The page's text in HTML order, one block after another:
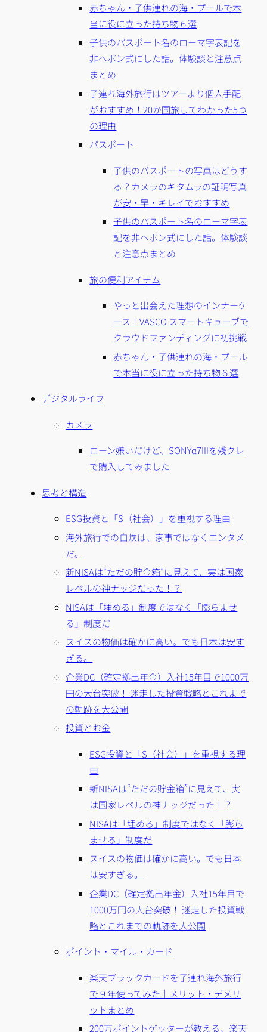
赤ちゃん・子供連れの海・プールで本
当に役に立った持ち物６選
子供のパスポート名のローマ字表記を
非ヘボン式にした話。体験談と注意点
まとめ
子連れ海外旅行はツアーより個人手配
がおすすめ！20か国旅してわかった5つ
の理由
パスポート
子供のパスポートの写真はどうす
る？カメラのキタムラの証明写真
が安・早・キレイでおすすめ
子供のパスポート名のローマ字表
記を非ヘボン式にした話。体験談
と注意点まとめ
旅の便利アイテム
やっと出会えた理想のインナーケ
ース！VASCO スマートキューブで
クラウドファンディングに初挑戦
赤ちゃん・子供連れの海・プール
で本当に役に立った持ち物６選
デジタルライフ
カメラ
ローン嫌いだけど、SONYα7IIIを残クレ
で購入してみました
思考と構造
ESG投資と「S（社会）」を重視する理由
海外旅行での自炊は、家事ではなくエンタメ
だ。
新NISAは“ただの貯金箱”に見えて、実は国家
レベルの神ナッジだった！？
NISAは「埋める」制度ではなく「膨らませ
る」制度だ
スイスの物価は確かに高い。でも日本は安す
ぎる。
企業DC（確定拠出年金）入社15年目で1000万
円の大台突破！ 迷走した投資戦略とこれまで
の軌跡を大公開
投資とお金
ESG投資と「S（社会）」を重視する理
由
新NISAは“ただの貯金箱”に見えて、実
は国家レベルの神ナッジだった！？
NISAは「埋める」制度ではなく「膨ら
ませる」制度だ
スイスの物価は確かに高い。でも日本
は安すぎる。
企業DC（確定拠出年金）入社15年目で
1000万円の大台突破！ 迷走した投資戦
略とこれまでの軌跡を大公開
ポイント・マイル・カード
楽天ブラックカードを子連れ海外旅行
で９年使ってみた｜メリット・デメリ
ットまとめ
200万ポイントゲッターが教える、楽天